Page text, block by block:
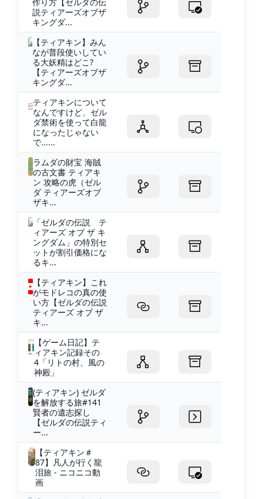
説ティアーズオブザ
キングダ...
【ティアキン】みん
なが普段使いしてい
る大妖精はどこ?
【ティアーズオブザ
キングダ...
ティアキンについて
なんですけど、ゼル
ダ禁術を使って白龍
になったじゃない
で......
ラムダの財宝 海賊
の古文書 ティアキ
ン 攻略の虎（ゼル
ダ ティアーズオブ
ザキ...
「ゼルダの伝説 テ
ィアーズ オブ ザ キ
ングダム」の特別セ
ットが割引価格にな
るキ...
【ティアキン】これ
がモドレコの真の使
い方【ゼルダの伝説
ティアーズ オブ ザ
キ...
【ゲーム日記】テ
ィアキン記録その
4「リトの村、風の
神殿」
(ティアキン) ゼルダ
を解放する旅#141
賢者の遺志探し
【ゼルダの伝説ティ
ー...
【ティアキン＃
87】凡人が行く龍
泪旅 - ニコニコ動
画